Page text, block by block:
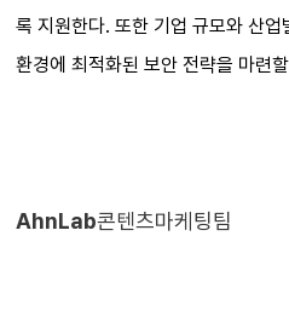
록 지원한다. 또한 기업 규모와 산
환경에 최적화된 보안 전략을 마련
AhnLab콘텐츠마케팅팀